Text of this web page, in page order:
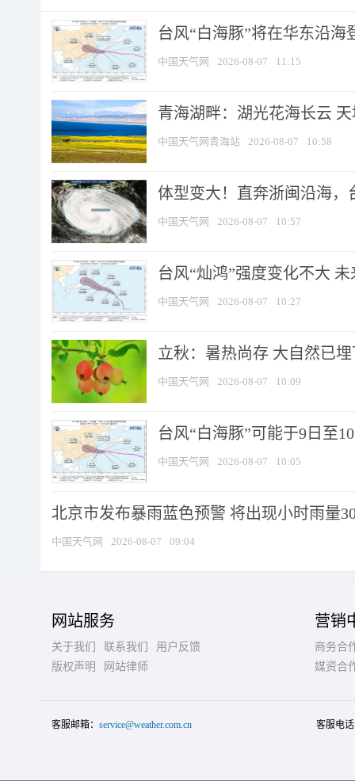
台风“白海豚”将在华东沿
中国天气网 2026-08-07 11:15
青海湖畔：湖光花海长云
中国天气网青海站 2026-08-07 10:58
体型变大！直奔浙闽沿海，
中国天气网 2026-08-07 10:57
台风“灿鸿”强度变化不大
中国天气网 2026-08-07 10:27
立秋：暑热尚存 大自然已
中国天气网 2026-08-07 10:09
台风“白海豚”可能于9日至
中国天气网 2026-08-07 10:05
北京市发布暴雨蓝色预警 将出现小时雨量
中国天气网 2026-08-07 09:04
网站服务
关于我们 联系我们
用户反馈
版权声明
网站律师
营销
商务合
媒资合
客服邮箱： service@weather.com.cn 客服电